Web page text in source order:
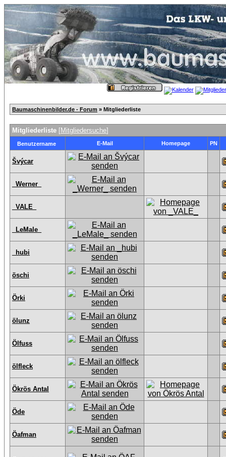
Baumaschinenbilder.de - Forum » Mitgliederliste
Mitgliederliste [Mitgliedersuche]
Benutzername E-Mail Homepage PN
Švýcar
_Werner_
_VALE_
_LeMale_
_hubi
öschi
Örki
ölunz
Ölfuss
ölfleck
Ökrös Antal
Öde
Öafman